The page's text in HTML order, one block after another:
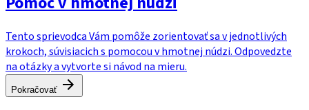
Tento sprievodca Vám pomôže zorientovať sa v jednotlivých
krokoch, súvisiacich s pomocou v hmotnej núdzi. Odpovedzte
na otázky a vytvorte si návod na mieru.
Pokračovať